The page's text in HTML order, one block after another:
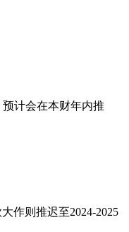
计会在本财年内推
作则推迟至2024-2025